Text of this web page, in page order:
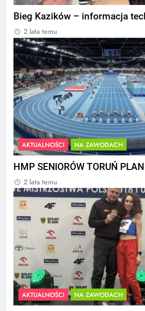
Bieg Kazików – informacja
2 lata temu
AKTUALNOŚCI NA ZAWODACH
HMP SENIORÓW TORUŃ
2 lata temu
AKTUALNOŚCI NA ZAWODACH